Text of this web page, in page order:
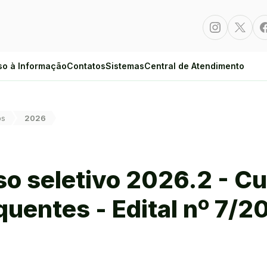
Instagram
à InformaçãoContatosSistemasCentral de Atendimento
2026
seletivo 2026.2 -
- Edital nº 7/